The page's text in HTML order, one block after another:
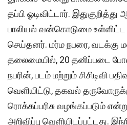
தப்பி ஓடிவிட்டார்.
பாலியல் வன்கொடுமை உள்ளிட்ட
செய்தனர். மர்ம நபரை, வடக்கு
தலைமையில், 20 தனிப்படை
நபரின், படம் மற்றும் சிசிடிவி
வெளியிட்டு, தகவல்
ரொக்கப்பரிசு வழங்கப்படும்
அறிவிப்பு வெளியிடப்பட்டது.